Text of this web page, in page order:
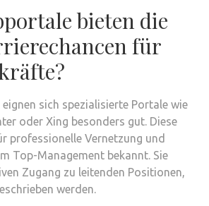
bieten die
für
sich spezialisierte Portale wie
oder Xing besonders gut. Diese
professionelle Vernetzung und
Top-Management bekannt. Sie
Zugang zu leitenden Positionen,
werden.